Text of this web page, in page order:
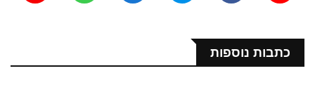
כתבות נוספות